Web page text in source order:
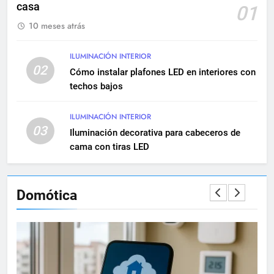
10
eléctrica empotrada en
viviendas
INSTALACIONES ELÉCTRICAS
Qué hacer si una instalación
eléctrica tiene baja potencia
Diferencias entre circuitos de
INSTALACIONES ELÉCTRICAS
casa
01
10 meses atrás
02
ILUMINACIÓN INTERIOR
Cómo instalar plafones LED en interiores con
techos bajos
03
ILUMINACIÓN INTERIOR
Iluminación decorativa para cabeceros de
cama con tiras LED
Domótica